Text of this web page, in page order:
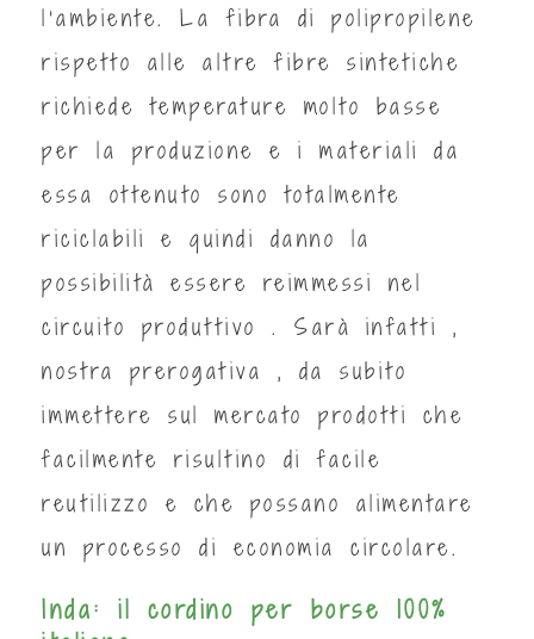
l’ambiente. La fibra di polipropilene
rispetto alle altre fibre sintetiche
richiede temperature molto basse
per la produzione e i materiali da
essa ottenuto sono totalmente
riciclabili e quindi danno la
possibilità essere reimmessi nel
circuito produttivo . Sarà infatti ,
nostra prerogativa , da subito
immettere sul mercato prodotti che
facilmente risultino di facile
reutilizzo e che possano alimentare
un processo di economia circolare.
Inda: il cordino per borse 100%